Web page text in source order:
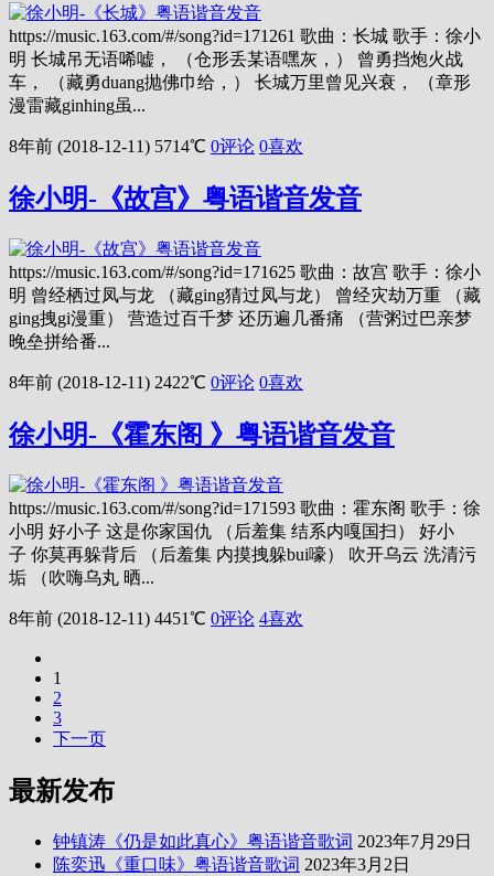
https://music.163.com/#/song?id=171261 歌曲：长城 歌手：徐小
明 长城吊无语唏嘘， （仓形丢某语嘿灰，） 曾勇挡炮火战
车， （藏勇duang抛佛巾给，） 长城万里曾见兴衰， （章形
漫雷藏ginhing虽...
8年前 (2018-12-11) 5714℃ 0评论 0喜欢
徐小明-《故宫》粤语谐音发音
https://music.163.com/#/song?id=171625 歌曲：故宫 歌手：徐小
明 曾经栖过凤与龙 （藏ging猜过凤与龙） 曾经灾劫万重 （藏
ging拽gi漫重） 营造过百千梦 还历遍几番痛 （营粥过巴亲梦
晚垒拼给番...
8年前 (2018-12-11) 2422℃ 0评论 0喜欢
徐小明-《霍东阁 》粤语谐音发音
https://music.163.com/#/song?id=171593 歌曲：霍东阁 歌手：徐
小明 好小子 这是你家国仇 （后羞集 结系内嘎国扫） 好小
子 你莫再躲背后 （后羞集 内摸拽躲bui嚎） 吹开乌云 洗清污
垢 （吹嗨乌丸 晒...
8年前 (2018-12-11) 4451℃ 0评论 4喜欢
1
2
3
下一页
最新发布
钟镇涛《仍是如此真心》粤语谐音歌词 2023年7月29日
陈奕迅《重口味》粤语谐音歌词 2023年3月2日